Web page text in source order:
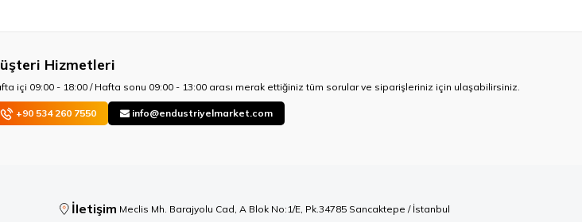
Hizmetleri
içi 09:00 - 18:00 / Hafta sonu 09:00 - 13:00 arası merak ettiğiniz tüm sorular ve siparişleriniz için ulaşabilirsiniz.
+90 534 260 7550 info@endustriyelmarket.com
İletişim Meclis Mh. Barajyolu Cad, A Blok No:1/E, Pk.34785 Sancaktepe / İstanbul